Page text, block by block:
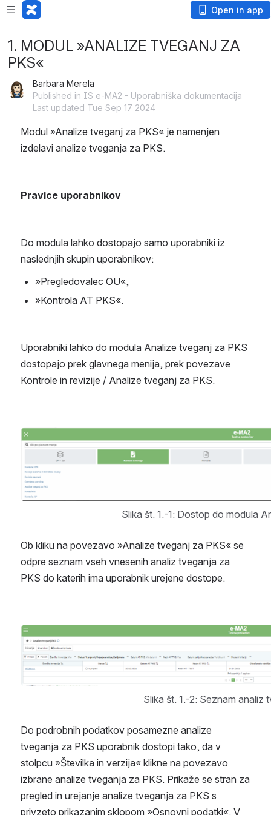
Open in app
1. MODUL »ANALIZE TVEGANJ ZA
PKS«
Barbara Merela
Published in IS e-MA2 - Uporabniška dokumentacija
Last updated Tue Sep 17 2024
Modul »Analize tveganj za PKS« je namenjen
izdelavi analize tveganja za PKS.
Pravice uporabnikov
Do modula lahko dostopajo samo uporabniki iz
naslednjih skupin uporabnikov:
»Pregledovalec OU«,
»Kontrola AT PKS«.
Uporabniki lahko do modula Analize tveganj za PKS
dostopajo prek glavnega menija, prek povezave
Kontrole in revizije / Analize tveganj za PKS.
Open
Slika št. 1.-1: Dostop do modula
Ob kliku na povezavo »Analize tveganj za PKS« se
odpre seznam vseh vnesenih analiz tveganja za
PKS do katerih ima uporabnik urejene dostope.
Open
Slika št. 1.-2: Seznam analiz
Do podrobnih podatkov posamezne analize
tveganja za PKS uporabnik dostopi tako, da v
stolpcu »Številka in verzija« klikne na povezavo
izbrane analize tveganja za PKS. Prikaže se stran za
pregled in urejanje analize tveganja za PKS s
privzeto prikazanim sklopom »Osnovni podatki«. V